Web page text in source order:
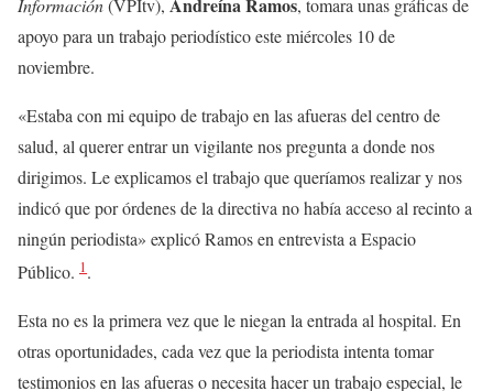
apoyo para un trabajo periodístico este miércoles 10 de
noviembre.
«Estaba con mi equipo de trabajo en las afueras del centro de
salud, al querer entrar un vigilante nos pregunta a donde nos
dirigimos. Le explicamos el trabajo que queríamos realizar y nos
indicó que por órdenes de la directiva no había acceso al recinto a
ningún periodista» explicó Ramos en entrevista a Espacio
Público. 1.
Esta no es la primera vez que le niegan la entrada al hospital. En
otras oportunidades, cada vez que la periodista intenta tomar
testimonios en las afueras o necesita hacer un trabajo especial, le